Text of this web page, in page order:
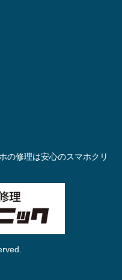
の修理は安心のスマホクリ